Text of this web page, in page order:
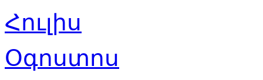
Հուլիս
Օգոստոս